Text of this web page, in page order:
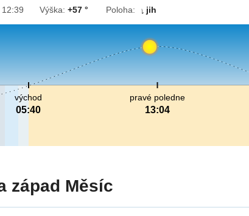
12:39 Výška:+57 ° Poloha: ↓ jih
pravé poledne
13:04
východ
05:40
západ Měsíc